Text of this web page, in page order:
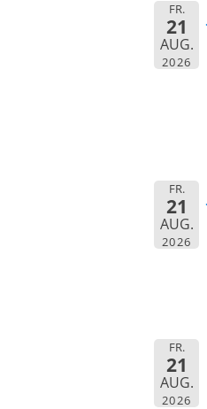
FR.
21
AUG.
2026
FR.
21
AUG.
2026
FR.
21
AUG.
2026